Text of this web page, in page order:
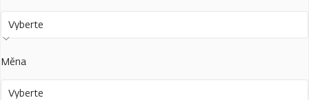
Vyberte
Měna
Vyberte